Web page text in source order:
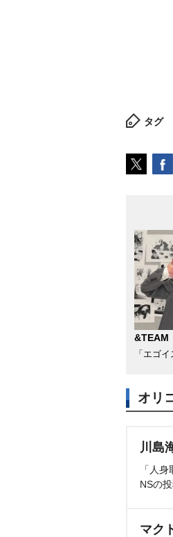
タグ
&TEAM
「エゴ
オリ
川島
「人
NSの
マク